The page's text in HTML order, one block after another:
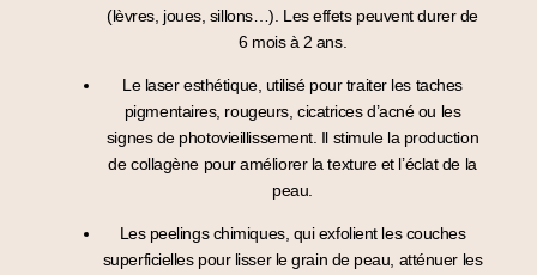
(lèvres, joues, sillons…). Les effets peuvent durer de
6 mois à 2 ans.
Le laser esthétique, utilisé pour traiter les taches
pigmentaires, rougeurs, cicatrices d’acnéou les
signes de photovieillissement. Il stimule la production
de collagènepour améliorer la texture et l’éclat de la
peau.
Les peelings chimiques, qui exfolient les couches
superficielles pour lisser le grain de peau, atténuer les